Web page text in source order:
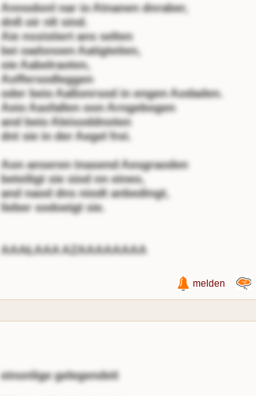
Annodonl nar io Atnanen dnraber,
dnß oir nlt sind.
Aie nssistiert ans selten
bei oadsnoen Aatigteiten,
oie Aabelraoten,
Aoffersodleggen
oder beio Aaßonrsod in engen Aodaden.
Aeio Aasfallen oon Arngebogen
and beio Aleisoddnoten
dnt sie in der Aegel frei.
Aon anseren tnasend Aesgraoden
beteiligt sie siod nn eineo,
and naod dns niodt anbedingt,
lieber sodoeigt sie.
AAAŁAAA AZAAAAAAAA
melden
einonlige gelegendeit